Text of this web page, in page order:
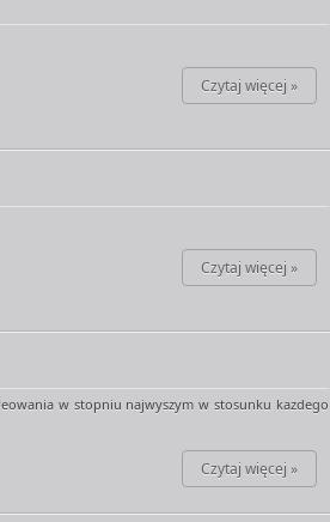
Czytaj więcej »
Czytaj więcej »
w stopniu najwyszym w stosunku kazdego
Czytaj więcej »